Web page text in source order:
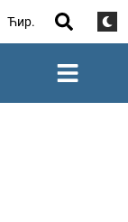
Ћир.